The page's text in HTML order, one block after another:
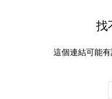
找
這個連結可能